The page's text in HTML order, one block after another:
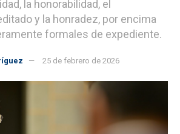
la honorabilidad, el
y la honradez, por encima
formales de expediente.
25 de febrero de 2026